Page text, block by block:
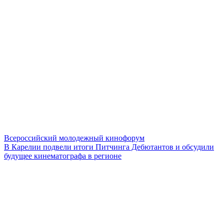
Всероссийский молодежный кинофорум
В Карелии подвели итоги Питчинга Дебютантов и обсудили
будущее кинематографа в регионе